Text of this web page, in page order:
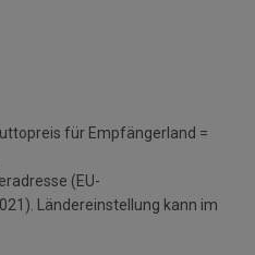
für Empfängerland =
(EU-
Ländereinstellung kann im